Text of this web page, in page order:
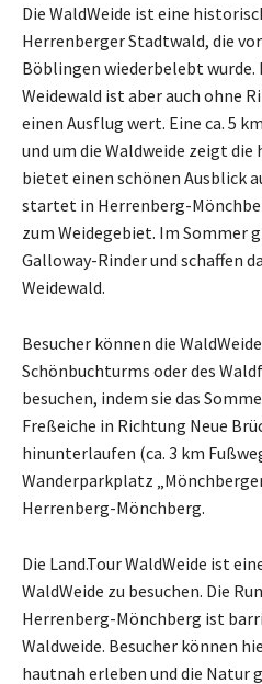
Die WaldWeide ist eine
Herrenberger Stadtwald, die
Böblingen wiederbelebt
Weidewald ist aber auch ohne
einen Ausflug wert. Eine ca. 5
und um die Waldweide zeigt
bietet einen schönen Ausblick
startet in Herrenberg-
zum Weidegebiet. Im Sommer
Galloway-Rinder und schaffen
Weidewald.
Besucher können die
Schönbuchturms oder des
besuchen, indem sie das
Freßeiche in Richtung Neue
hinunterlaufen (ca. 3 km
Wanderparkplatz
Herrenberg-Mönchberg.
Die Land.Tour WaldWeide ist
WaldWeide zu besuchen. Die
Herrenberg-Mönchberg ist
Waldweide. Besucher können
hautnah erleben und die Natur